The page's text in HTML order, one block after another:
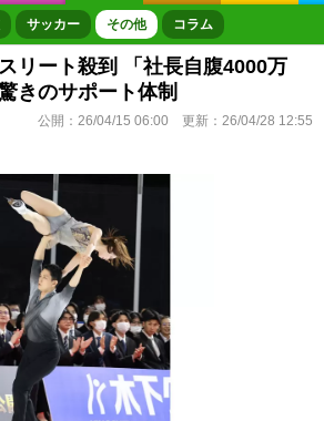
オートレース
サッカー その他 コラム
リート殺到 「社長自腹4000万
きのサポート体制
公開： 26/04/15 06:00 更新： 26/04/28 12:55